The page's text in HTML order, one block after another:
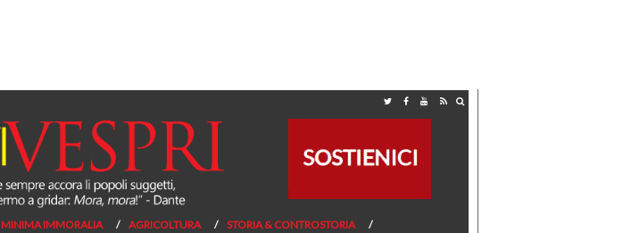
MINIMA IMMORALIA AGRICOLTURA
STORIA & CONTROSTORIA